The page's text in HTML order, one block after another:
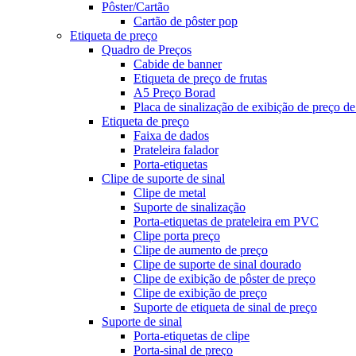
Pôster/Cartão
Cartão de pôster pop
Etiqueta de preço
Quadro de Preços
Cabide de banner
Etiqueta de preço de frutas
A5 Preço Borad
Placa de sinalização de exibição de preço
Etiqueta de preço
Faixa de dados
Prateleira falador
Porta-etiquetas
Clipe de suporte de sinal
Clipe de metal
Suporte de sinalização
Porta-etiquetas de prateleira em PVC
Clipe porta preço
Clipe de aumento de preço
Clipe de suporte de sinal dourado
Clipe de exibição de pôster de preço
Clipe de exibição de preço
Suporte de etiqueta de sinal de preço
Suporte de sinal
Porta-etiquetas de clipe
Porta-sinal de preço